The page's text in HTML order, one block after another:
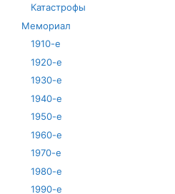
Катастрофы
Мемориал
1910-е
1920-е
1930-е
1940-е
1950-е
1960-е
1970-е
1980-е
1990-е